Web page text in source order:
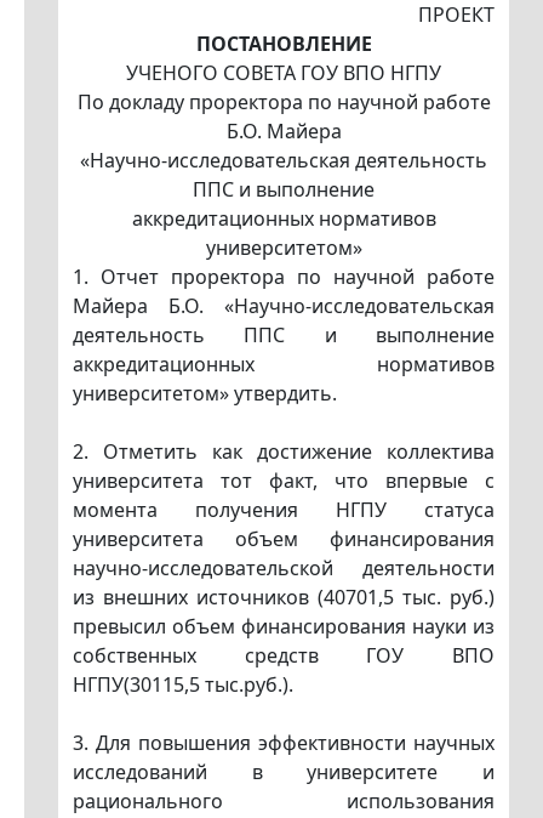
ПРОЕКТ
ПОСТАНОВЛЕНИЕ
УЧЕНОГО СОВЕТА ГОУ ВПО НГПУ
По докладу проректора по научной работе
Б.О. Майера
«Научно-исследовательская деятельность
ППС и выполнение
аккредитационных нормативов
университетом»
1. Отчет проректора по научной работе
Майера Б.О. «Научно-исследовательская
деятельность ППС и выполнение
аккредитационных нормативов
университетом» утвердить.
2. Отметить как достижение коллектива
университета тот факт, что впервые с
момента получения НГПУ статуса
университета объем финансирования
научно-исследовательской деятельности
из внешних источников (40701,5 тыс. руб.)
превысил объем финансирования науки из
собственных средств ГОУ ВПО
НГПУ(30115,5 тыс.руб.).
3. Для повышения эффективности научных
исследований в университете и
рационального использования